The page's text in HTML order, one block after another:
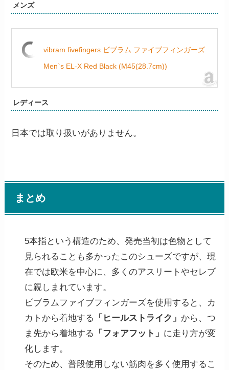
メンズ
vibram fivefingers ビブラム ファイブフィンガーズ
Men`s EL-X Red Black (M45(28.7cm))
レディース
日本では取り扱いがありません。
まとめ
5本指という構造のため、発売当初は色物として
見られることも多かったこのシューズですが、現
在では欧米を中心に、多くのアスリートやセレブ
に親しまれています。
ビブラムファイブフィンガーズを使用すると、カ
カトから着地する
「ヒールストライク」 から、つ
ま先から着地する
「フォアフット」 に走り方が変
化します。
そのため、普段使用しない筋肉を多く使用するこ